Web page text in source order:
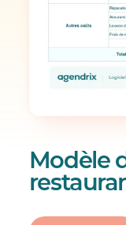
Modèle